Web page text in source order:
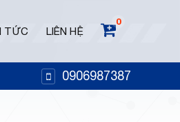
TỨC LIÊN HỆ
0
0906987387